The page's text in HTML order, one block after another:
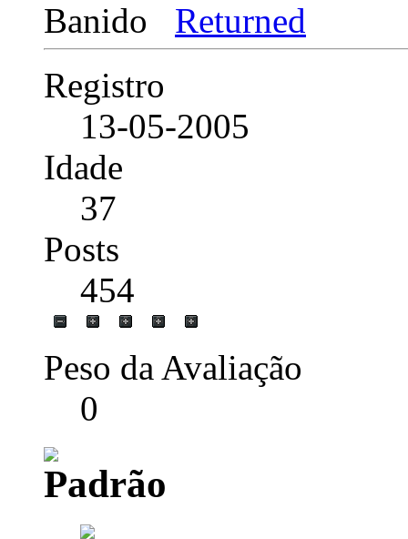
Banido
Registro
13-05-2005
Idade
37
Posts
454
Peso da Avaliação
0